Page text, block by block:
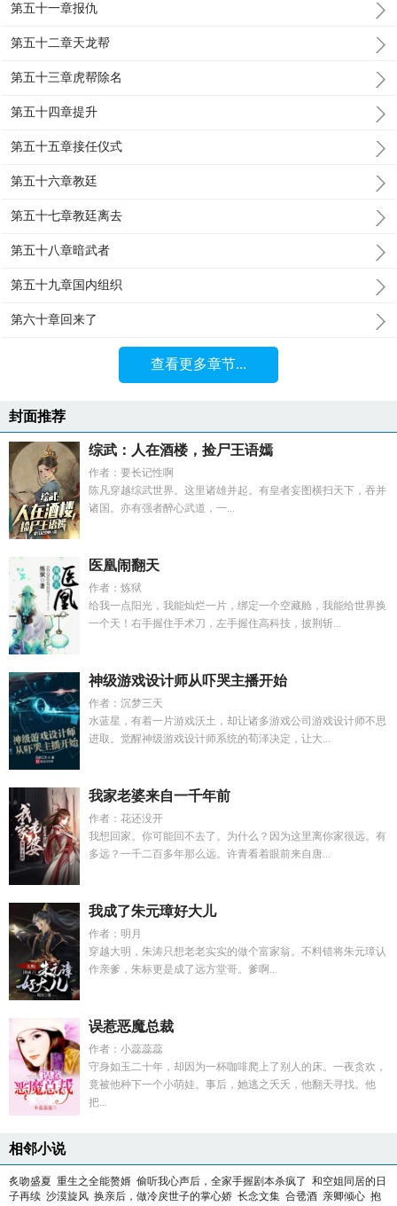
第五十一章报仇
第五十二章天龙帮
第五十三章虎帮除名
第五十四章提升
第五十五章接任仪式
第五十六章教廷
第五十七章教廷离去
第五十八章暗武者
第五十九章国内组织
第六十章回来了
查看更多章节...
封面推荐
综武：人在酒楼，捡尸王语嫣
作者：要长记性啊
陈凡穿越综武世界。这里诸雄并起。有皇者妄图横扫天下，吞并
诸国。亦有强者醉心武道，一...
医凰闹翻天
作者：炼狱
给我一点阳光，我能灿烂一片，绑定一个空藏舱，我能给世界换
一个天！右手握住手术刀，左手握住高科技，披荆斩...
神级游戏设计师从吓哭主播开始
作者：沉梦三天
水蓝星，有着一片游戏沃土，却让诸多游戏公司游戏设计师不思
进取。觉醒神级游戏设计师系统的荀泽决定，让大...
我家老婆来自一千年前
作者：花还没开
我想回家。你可能回不去了。为什么？因为这里离你家很远。有
多远？一千二百多年那么远。许青看着眼前来自唐...
我成了朱元璋好大儿
作者：明月
穿越大明，朱涛只想老老实实的做个富家翁。不料错将朱元璋认
作亲爹，朱标更是成了远方堂哥。爹啊...
误惹恶魔总裁
作者：小蕊蕊蕊
守身如玉二十年，却因为一杯咖啡爬上了别人的床。一夜贪欢，
竟被他种下一个小萌娃。事后，她逃之夭夭，他翻天寻找。他
把...
相邻小说
炙吻盛夏 重生之全能赘婿 偷听我心声后，全家手握剧本杀疯了 和空姐同居的日
子再续 沙漠旋风 换亲后，做冷戾世子的掌心娇 长念文集 合卺酒 亲卿倾心 抱